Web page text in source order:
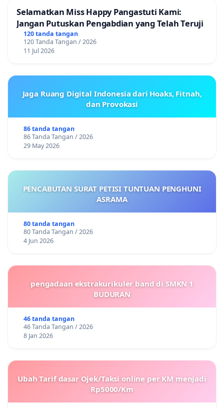
Selamatkan Miss Happy Pangastuti Kami:
Jangan Putuskan Pengabdian yang Telah Teruji
120 tanda tangan
120 Tanda Tangan / 2026
11 Jul 2026
Jaga Ruang Digital Indonesia dari Hoaks, Fitnah,
dan Provokasi
86 tanda tangan
86 Tanda Tangan / 2026
29 May 2026
PENCABUTAN SURAT PETISI TUNTUAN PENGHUNI
ASRAMA
80 tanda tangan
80 Tanda Tangan / 2026
4 Jun 2026
pengadaan ekstrakurikuler band di SMKN 1
BUDURAN
46 tanda tangan
46 Tanda Tangan / 2026
8 Jan 2026
Ubah Tarif dasar Ojek/Taksi online per KM menjadi
Rp5000/Km